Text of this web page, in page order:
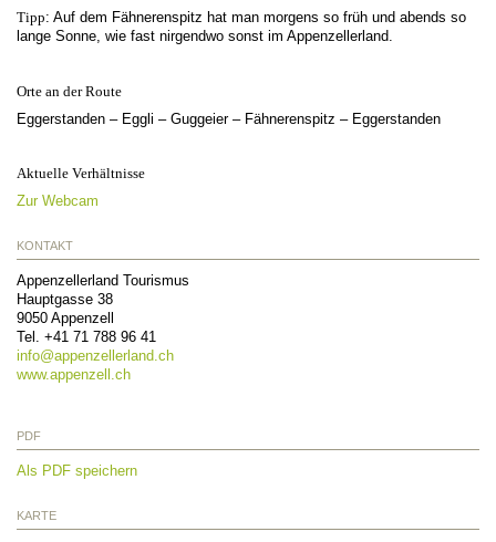
Tipp: Auf dem Fähnerenspitz hat man morgens so früh und abends so
lange Sonne, wie fast nirgendwo sonst im Appenzellerland.
Orte an der Route
Eggerstanden – Eggli – Guggeier – Fähnerenspitz – Eggerstanden
Aktuelle Verhältnisse
Zur Webcam
KONTAKT
Appenzellerland Tourismus
Hauptgasse 38
9050 Appenzell
Tel. +41 71 788 96 41
info@appenzellerland.ch
www.appenzell.ch
PDF
Als PDF speichern
KARTE